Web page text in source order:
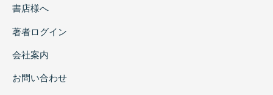
書店様へ
著者ログイン
会社案内
お問い合わせ